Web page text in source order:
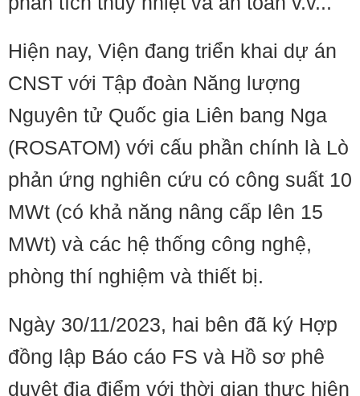
Hiện nay, Viện đang triển khai dự án
CNST với Tập đoàn Năng lượng
Nguyên tử Quốc gia Liên bang Nga
(ROSATOM) với cấu phần chính là Lò
phản ứng nghiên cứu có công suất 10
MWt (có khả năng nâng cấp lên 15
MWt) và các hệ thống công nghệ,
phòng thí nghiệm và thiết bị.
Ngày 30/11/2023, hai bên đã ký Hợp
đồng lập Báo cáo FS và Hồ sơ phê
duyệt địa điểm với thời gian thực hiện